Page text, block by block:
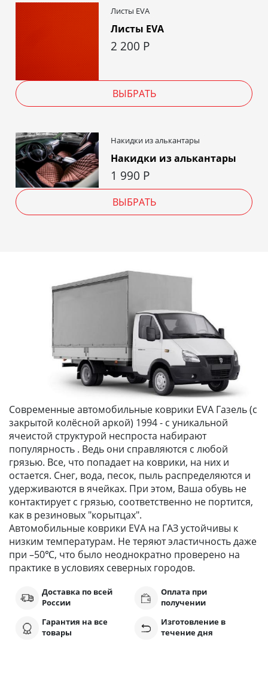
Листы EVA
Листы EVA
2 200 Р
ВЫБРАТЬ
Накидки из алькантары
Накидки из алькантары
1 990 Р
ВЫБРАТЬ
Современные автомобильные коврики EVA Газель (с
закрытой колёсной аркой) 1994 - с уникальной
ячеистой структурой неспроста набирают
популярность . Ведь они справляются с любой
грязью. Все, что попадает на коврики, на них и
остается. Снег, вода, песок, пыль распределяются и
удерживаются в ячейках. При этом, Ваша обувь не
контактирует с грязью, соответственно не портится,
как в резиновых "корытцах".
Автомобильные коврики EVA на ГАЗ устойчивы к
низким температурам. Не теряют эластичность даже
при –50℃, что было неоднократно проверено на
практике в условиях северных городов.
Доставка по всей
России
Оплата при
получении
Гарантия на все
товары
Изготовление в
течение дня